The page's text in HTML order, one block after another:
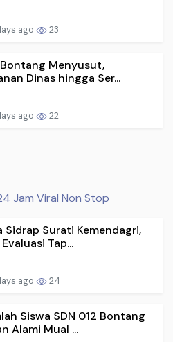
ago 23
Bontang Menyusut,
Dinas hingga Ser...
ago 22
Jam Viral Non Stop
Sidrap Surati Kemendagri,
Tap...
ago 24
Siswa SDN 012 Bontang
Alami Mual ...